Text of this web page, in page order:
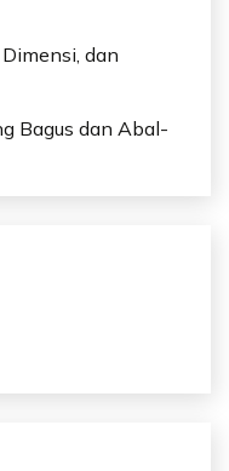
dan
Bagus dan Abal-